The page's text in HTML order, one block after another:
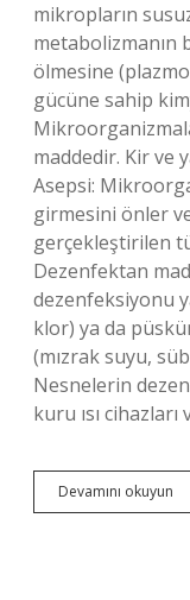
mikropların
metabolizmanın
ölmesine
gücüne sahip
maddedir. Kir ve
Asepsi:
girmesini önler
gerçekleştirilen
Dezenfektan
dezenfeksiyonu
klor) ya da
(mızrak suyu,
Nesnelerin
kuru ısı
Devamını okuyun